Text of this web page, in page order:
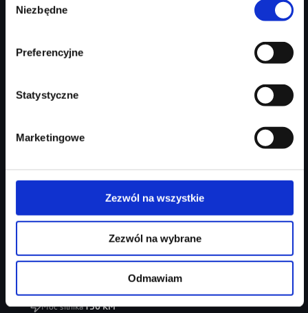
zgody
Niezbędne
Preferencyjne
Statystyczne
Marketingowe
Zezwól na wszystkie
Zezwól na wybrane
Odmawiam
Zapytaj o ofertę Szczegóły
Audi Q3 Sportback
ambiente+/ kamera cofania/ czern+/ S-line/ Mirkofibra
Moc silnika150KM